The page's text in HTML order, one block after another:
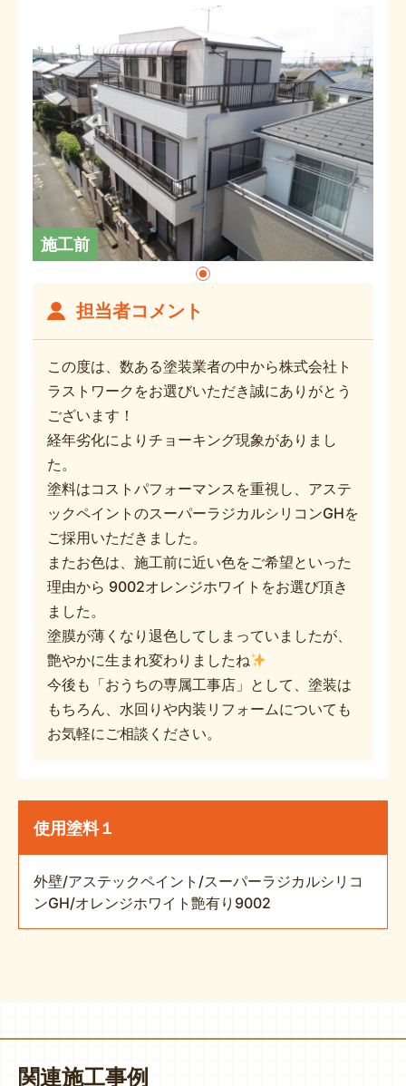
施工前
担当者コメント
この度は、数ある塗装業者の中から株式会社ト
ラストワークをお選びいただき誠にありがとう
ございます！
経年劣化によりチョーキング現象がありまし
た。
塗料はコストパフォーマンスを重視し、アステ
ックペイントのスーパーラジカルシリコンGHを
ご採用いただきました。
またお色は、施工前に近い色をご希望といった
理由から 9002オレンジホワイトをお選び頂き
ました。
塗膜が薄くなり退色してしまっていましたが、
艶やかに生まれ変わりましたね
今後も「おうちの専属工事店」として、塗装は
もちろん、水回りや内装リフォームについても
お気軽にご相談ください。
使用塗料１
外壁/アステックペイント/スーパーラジカルシリコ
ンGH/オレンジホワイト艶有り9002
関連施工事例